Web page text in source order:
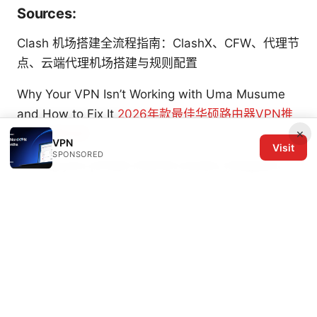
Sources:
Clash 机场搭建全流程指南：ClashX、CFW、代理节
点、云端代理机场搭建与规则配置
Why Your VPN Isn’t Working with Uma Musume
and How to Fix It2026年款最佳华硕路由器VPN推
荐与设置指南
Getting your private internet access wireguard
×
VPN
SPONSORED
Visit